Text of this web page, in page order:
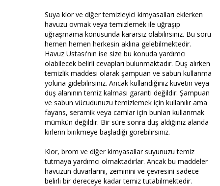
Suya klor ve diğer temizleyici kimyasalları eklerken
havuzu ovmak veya temizlemek ile uğraşıp
uğraşmama konusunda kararsız olabilirsiniz. Bu soru
hemen hemen herkesin aklına gelebilmektedir.
Havuz Ustası'nın ise size bu konuda yardımcı
olabilecek belirli cevapları bulunmaktadır. Duş alırken
temizlik maddesi olarak şampuan ve sabun kullanma
yoluna gidebilirsiniz. Ancak kullandığınız küvetin veya
duş alanının temiz kalması garanti değildir. Şampuan
ve sabun vücudunuzu temizlemek için kullanılır ama
fayans, seramik veya camlar için bunları kullanmak
mümkün değildir. Bir süre sonra duş aldığınız alanda
kirlerin birikmeye başladığı görebilirsiniz.
Klor, brom ve diğer kimyasallar suyunuzu temiz
tutmaya yardımcı olmaktadırlar. Ancak bu maddeler
havuzun duvarlarını, zeminini ve çevresini sadece
belirli bir dereceye kadar temiz tutabilmektedir.